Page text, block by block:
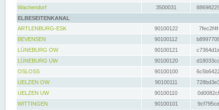
Wachendorf
3500031
ELBESEITENKANAL
ARTLENBURG-ESK
90100122
BEVENSEN
90100112
LÜNEBURG OW
90100121
LÜNEBURG UW
90100120
OSLOSS
90100100
UELZEN OW
90100111
UELZEN UW
90100110
WITTINGEN
90100101